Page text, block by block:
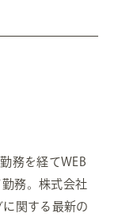
務を経てWEB
務。株式会社
関する最新の